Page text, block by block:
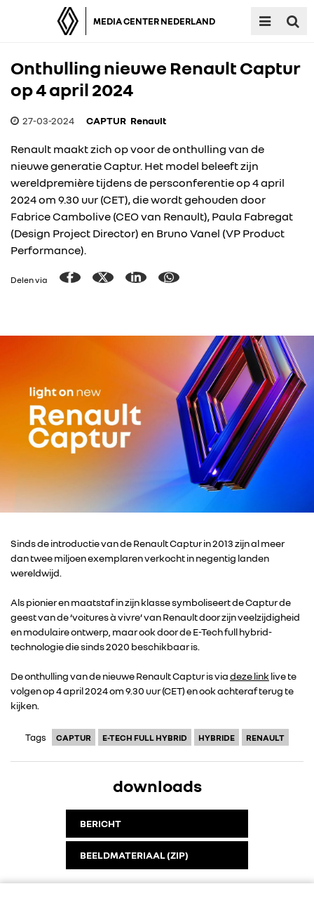
MEDIA CENTER NEDERLAND
RENAULT GROUP
RENAULT
Onthulling nieuwe Renault Captur
op 4 april 2024
27-03-2024 CAPTUR Renault
Renault maakt zich op voor de onthulling van de
nieuwe generatie Captur. Het model beleeft zijn
wereldpremière tijdens de persconferentie op 4 april
2024 om 9.30 uur (CET), die wordt gehouden door
Fabrice Cambolive (CEO van Renault), Paula Fabregat
(Design Project Director) en Bruno Vanel (VP Product
Performance).
Delen via
Sinds de introductie van de Renault Captur in 2013 zijn al meer
dan twee miljoen exemplaren verkocht in negentig landen
wereldwijd.
Als pionier en maatstaf in zijn klasse symboliseert de Captur de
geest van de ‘voitures à vivre’ van Renault door zijn veelzijdigheid
en modulaire ontwerp, maar ook door de E-Tech full hybrid-
technologie die sinds 2020 beschikbaar is.
De onthulling van de nieuwe Renault Captur is viadeze linklive te
volgen op 4 april 2024 om 9.30 uur (CET) en ook achteraf terug te
kijken.
Tags CAPTUR E-TECH FULL HYBRID HYBRIDE RENAULT
downloads
BERICHT
BEELDMATERIAAL (ZIP)